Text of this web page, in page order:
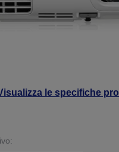
le specifiche